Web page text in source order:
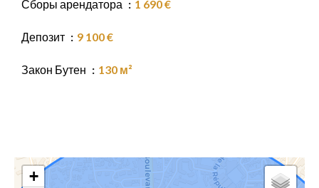
Сборы арендатора 1 690 €
Депозит 9 100 €
Закон Бутен 130 м²
+